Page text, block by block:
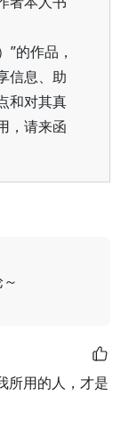
”的作品，
信息、助
和对其真
，请来函
所用的人，才是